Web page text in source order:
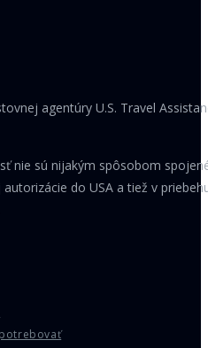
agentúry U.S. Travel
nie sú nijakým spôsobom
do USA a tiež v